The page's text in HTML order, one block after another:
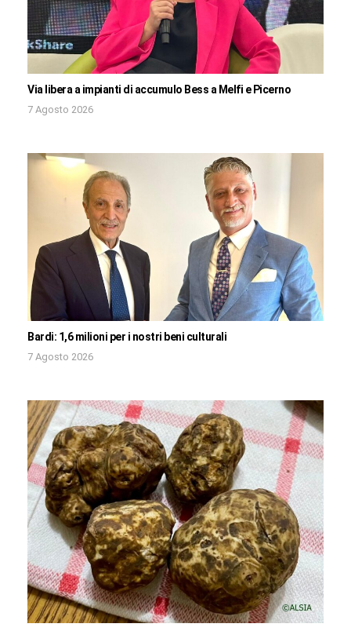
Via libera a impianti di accumulo Bess a Melfi e Picerno
7 Agosto 2026
Bardi: 1,6 milioni per i nostri beni culturali
7 Agosto 2026